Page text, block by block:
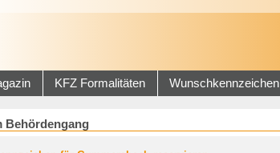
KFZ Formalitäten Wunschkennzeichen
Behördengang